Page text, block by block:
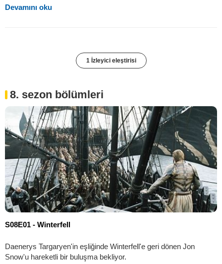
Devamını oku
1 İzleyici eleştirisi
8. sezon bölümleri
S08E01 - Winterfell
Daenerys Targaryen'in eşliğinde Winterfell'e geri dönen Jon
Snow'u hareketli bir buluşma bekliyor.